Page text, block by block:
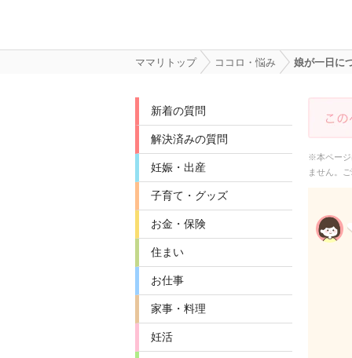
ママリトップ ココロ・悩み 娘が一日に
新着の質問
解決済みの質問
妊娠・出産
子育て・グッズ
お金・保険
住まい
お仕事
家事・料理
妊活
※本ページ
ません。